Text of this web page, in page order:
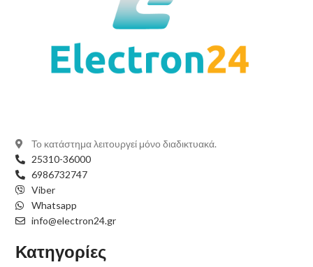
Το κατάστημα λειτουργεί μόνο διαδικτυακά.
25310-36000
6986732747
Viber
Whatsapp
info@electron24.gr
Κατηγορίες